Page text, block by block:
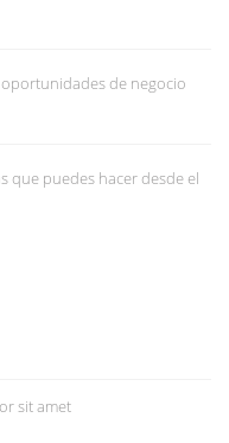
de negocio
que puedes hacer desde el
sit amet